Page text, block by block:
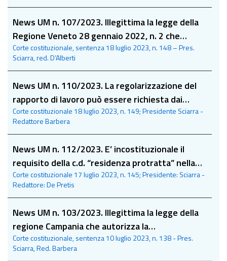
News UM n. 107/2023. Illegittima la legge della
Regione Veneto 28 gennaio 2022, n. 2 che
approva il Piano faunistico-venatorio regionale
per il quinquennio 2022-2027
Corte costituzionale, sentenza 18 luglio 2023, n. 148 – Pres.
Sciarra, red. D’Alberti
News UM n. 110/2023. La regolarizzazione del
rapporto di lavoro può essere richiesta dai
datori di lavoro stranieri regolarmente
soggiornanti, anche se non muniti del permesso
Corte costituzionale 18 luglio 2023, n. 149; Presidente Sciarra -
Redattore Barbera
News UM n. 112/2023. E’ incostituzionale il
requisito della c.d. “residenza protratta” nella
Regione al fine di poter accedere a misure di
assistenza sociale
Corte costituzionale 17 luglio 2023, n. 145; Presidente: Sciarra -
Redattore: De Pretis
News UM n. 103/2023. Illegittima la legge della
regione Campania che autorizza la
delegificazione dell’ordinamento amministrativo
della giunta regionale
Corte costituzionale, sentenza 10 luglio 2023, n. 138 - Pres.
Sciarra, Red. Barbera